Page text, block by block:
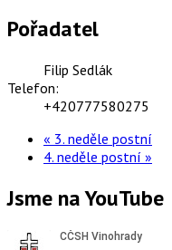
Pořadatel
Filip Sedlák
Telefon:
+420777580275
« 3. neděle postní
4. neděle postní »
Jsme na YouTube